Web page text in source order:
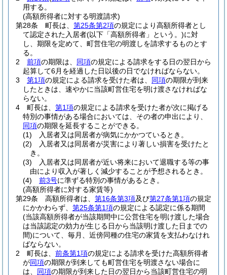
用する。
(高額所得者に対する明渡請求)
第28条
町長は、 第25条第2項の規定により高額所得者とし
て認定された入居者(以下「高額所得者」という。)に対
し、期限を定めて、町営住宅の明渡しを請求するものとす
る。
2
前項の期限は、 同項の規定による請求をする日の翌日から
起算して6月を経過した日以後の日でなければならない。
3
第1項の規定による請求を受けた者は、 同項の期限が到来
したときは、速やかに当該町営住宅を明け渡さなければな
らない。
4
町長は、 第1項の規定による請求を受けた者が次に掲げる
特別の事情がある場合においては、その者の申出により、
同項の期限を延長することができる。
(1)
入居者又は同居者が病気にかかつているとき。
(2)
入居者又は同居者が災害により著しい損害を受けたと
き。
(3)
入居者又は同居者が近い将来において退職する等の事
由により収入が著しく減少することが予想されるとき。
(4)
前3号に準ずる特別の事情があるとき。
(高額所得者に対する家賃等)
第29条
高額所得者は、 第16条第3項及び第27条第1項の規定
にかかわらず、 第25条第1項の規定による認定に係る期間
(当該高額所得者が当該期間中に公営住宅を明け渡した場合
は当該認定の効力が生じる日から当該明け渡した日までの
間)について、毎月、近傍同種の住宅の家賃を支払わなけれ
ばならない。
2
町長は、 前条第1項の規定による請求を受けた高額所得者
が同項の期限が到来しても町営住宅を明渡さない場合に
は、 同項の期限が到来した日の翌日から当該町営住宅の明